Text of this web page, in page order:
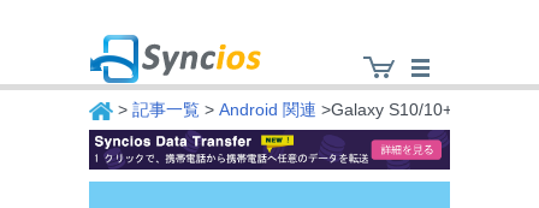
Syncios
> 記事一覧 > Android 関連 >Galaxy S10/10+ USB デバ